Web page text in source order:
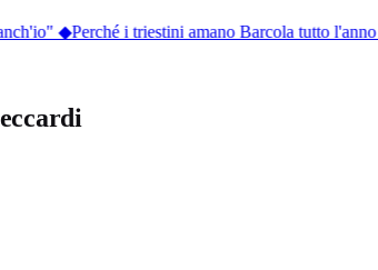
◆ Perché i triestini amano Barcola tutto l'anno◆